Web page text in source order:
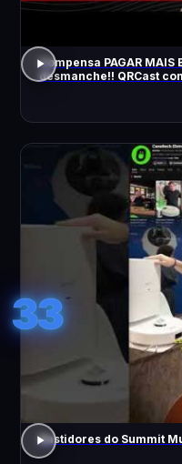
Compensa PAGAR MAIS
desmanche!! QRCast
33
Bastidores do Summit